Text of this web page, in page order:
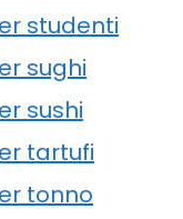
studenti
sughi
sushi
tartufi
tonno